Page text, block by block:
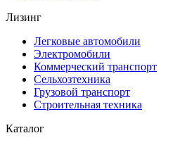
Лизинг
Легковые автомобили
Электромобили
Коммерческий транспорт
Сельхозтехника
Грузовой транспорт
Строительная техника
Каталог